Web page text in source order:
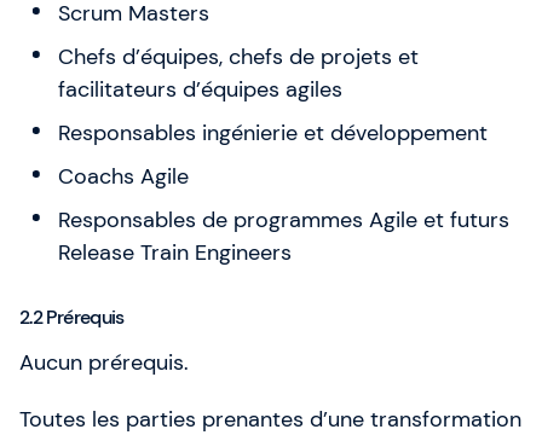
Scrum Masters
Chefs d’équipes, chefs de projets et
facilitateurs d’équipes agiles
Responsables ingénierie et développement
Coachs Agile
Responsables de programmes Agile et futurs
Release Train Engineers
2.2 Prérequis
Aucun prérequis.
Toutes les parties prenantes d’une transformation